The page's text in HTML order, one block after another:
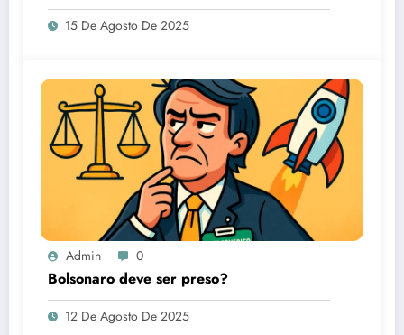
15 De Agosto De 2025
Admin 0
Bolsonaro deve ser preso?
12 De Agosto De 2025